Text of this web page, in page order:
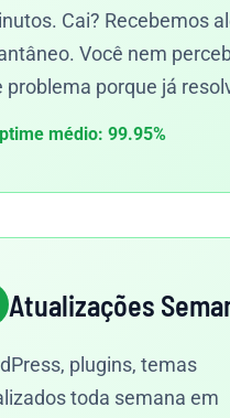
Cai? Recebemos
Você nem
problema porque já
médio: 99.95%
Atualizações
plugins, temas
toda semana em